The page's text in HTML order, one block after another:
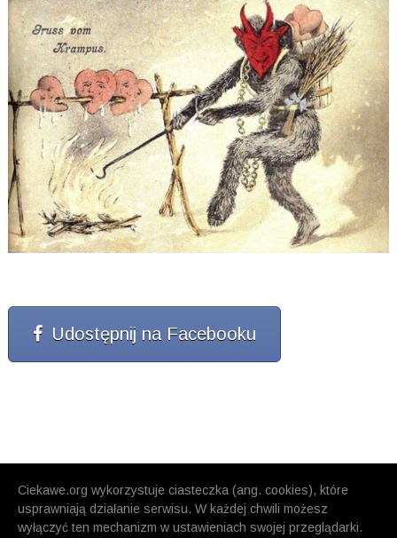
Ciekawe.org wykorzystuje ciasteczka (ang. cookies), które
usprawniają działanie serwisu. W każdej chwili możesz
wyłączyć ten mechanizm w ustawieniach swojej przeglądarki.
Udostępnij na Facebooku